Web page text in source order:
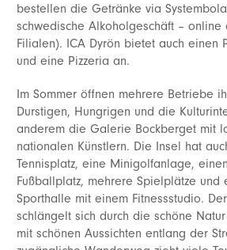
bestellen die Getränke via
schwedische Alkoholgeschäft –
Filialen). ICA Dyrön bietet auch einen
und eine Pizzeria an.
Im Sommer öffnen mehrere Betriebe
Durstigen, Hungrigen und die
anderem die Galerie Bockberget mit
nationalen Künstlern. Die Insel hat
Tennisplatz, eine Minigolfanlage,
Fußballplatz, mehrere Spielplätze und
Sporthalle mit einem Fitnessstudio.
schlängelt sich durch die schöne
mit schönen Aussichten entlang der